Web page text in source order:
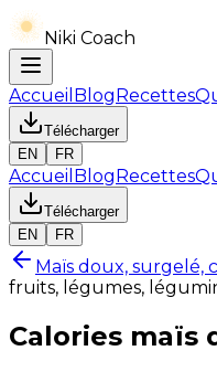
Niki Coach
Accueil BlogRecettes
Télécharger
EN
FR
Accueil BlogRecettes
Télécharger
EN
FR
Maïs doux, surgelé,
fruits, légumes,
Calories maïs